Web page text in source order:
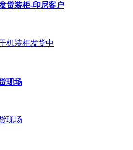
货装柜-印尼客户
机装柜发货中
现场
现场